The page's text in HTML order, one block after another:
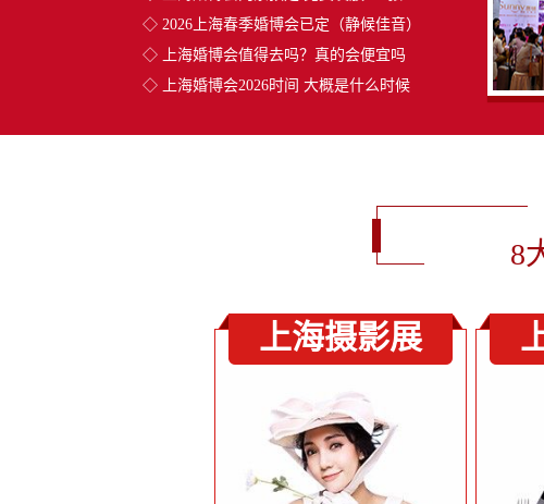
◇ 2026上海春季婚博会已定（静候佳音）
◇
上海婚博会值得去吗？真的会便宜吗
◇
上海婚博会2026时间 大概是什么时候
8
上海摄影展